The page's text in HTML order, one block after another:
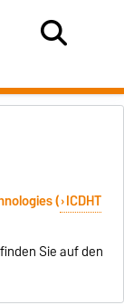
( ICDHT
Sie auf den